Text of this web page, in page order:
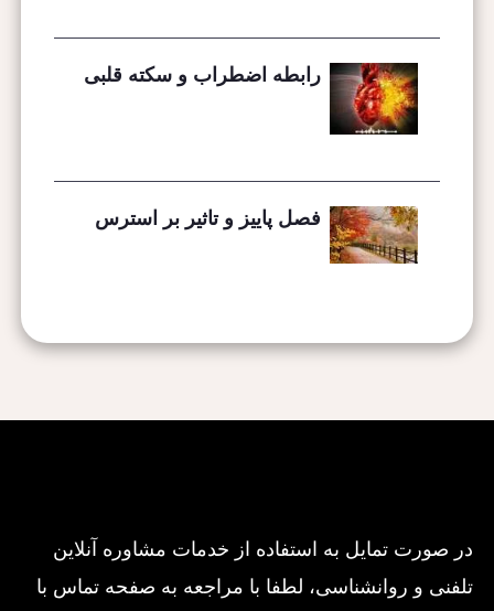
رابطه اضطراب و سکته قلبی
فصل پاییز و تاثیر بر استرس
در صورت تمایل به استفاده از خدمات مشاوره آنلاین
تلفنی و روانشناسی، لطفا با مراجعه به صفحه تماس با